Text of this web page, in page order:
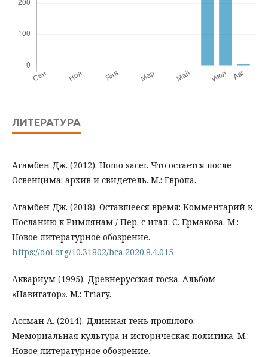
ЛИТЕРАТУРА
Агамбен Дж. (2012). Homo sacer. Что остается после
Освенцима: архив и свидетель. М.: Европа.
Агамбен Дж. (2018). Оставшееся время: Комментарий к
Посланию к Римлянам / Пер. с итал. С. Ермакова. М.:
Новое литературное обозрение.
https://doi.org/10.31802/bca.2020.8.4.015
Аквариум (1995). Древнерусская тоска. Альбом
«Навигатор». М.: Triary.
Ассман А. (2014). Длинная тень прошлого:
Мемориальная культура и историческая политика. М.:
Новое литературное обозрение.